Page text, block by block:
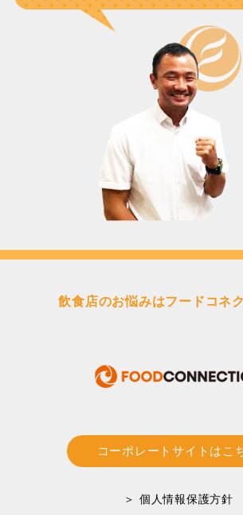
飲食店のお悩みはフードコネ
コーポレートサイトはこ
＞ 個人情報保護方針